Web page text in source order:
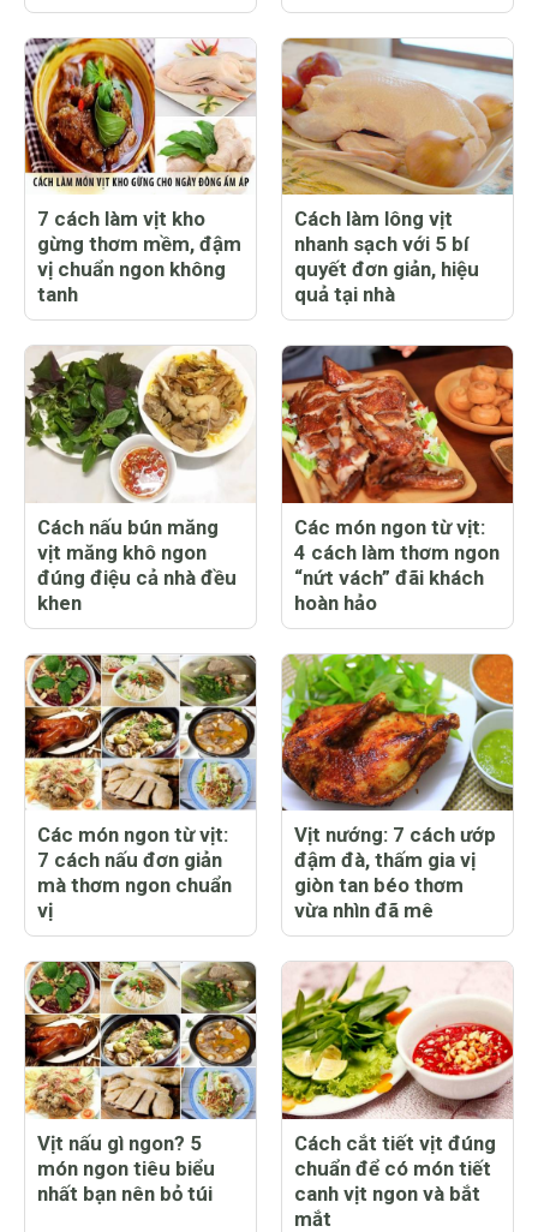
7 cách làm vịt kho
gừng thơm mềm, đậm
vị chuẩn ngon không
tanh
Cách làm lông vịt
nhanh sạch với 5 bí
quyết đơn giản, hiệu
quả tại nhà
Cách nấu bún măng
vịt măng khô ngon
đúng điệu cả nhà đều
khen
Các món ngon từ vịt:
4 cách làm thơm ngon
“nứt vách” đãi khách
hoàn hảo
Các món ngon từ vịt:
7 cách nấu đơn giản
mà thơm ngon chuẩn
vị
Vịt nướng: 7 cách ướp
đậm đà, thấm gia vị
giòn tan béo thơm
vừa nhìn đã mê
Vịt nấu gì ngon? 5
món ngon tiêu biểu
nhất bạn nên bỏ túi
Cách cắt tiết vịt đúng
chuẩn để có món tiết
canh vịt ngon và bắt
mắt